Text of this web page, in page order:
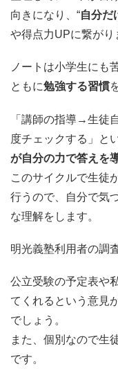
向きになり、“自分だ
や得点力UPに繋がり
ノートは小学生にも
ともに勉強する習慣
「講師の指導→生徒
度チェックする」と
が自分の力で答えを
このサイクルで生徒
行うので、自分で気
な理解をします。
明光義塾利用者の調
公立受験の予定表や
てくれるという意見
でしょう。
また、個別なので生
です。